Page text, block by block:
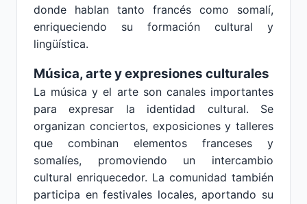
donde hablan tanto francés como somalí,
enriqueciendo su formación cultural y
lingüística.
Música, arte y expresiones culturales
La música y el arte son canales importantes
para expresar la identidad cultural. Se
organizan conciertos, exposiciones y talleres
que combinan elementos franceses y
somalíes, promoviendo un intercambio
cultural enriquecedor. La comunidad también
participa en festivales locales, aportando su